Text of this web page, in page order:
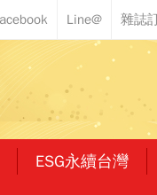
ESG永續台灣